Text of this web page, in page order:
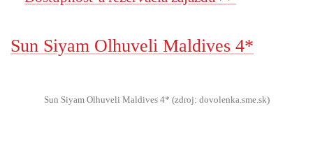
Sun Siyam Olhuveli Maldives 4*
Sun Siyam Olhuveli Maldives 4* (zdroj: dovolenka.sme.sk)